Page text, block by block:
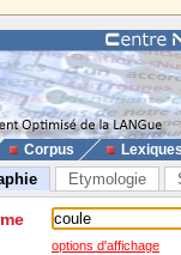
Corpus
Etymologie
options d'affichage